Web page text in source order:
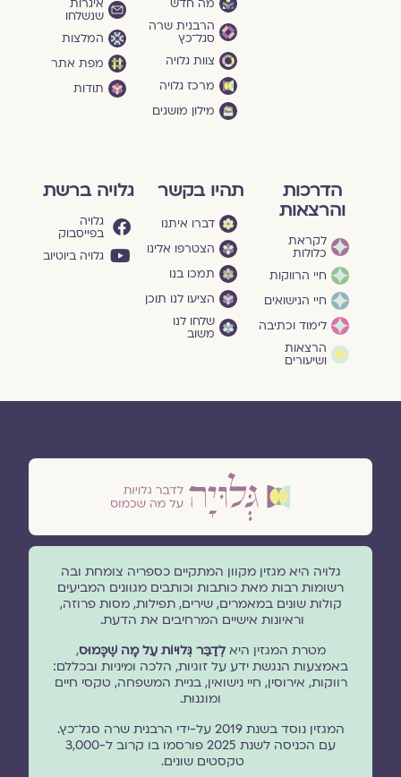
הרבנית שרה
סגל־כץ
צוות גלויה
מרכז גלויה
מילון מושגים
שנשלחו
המלצות
מפת אתר
תודות
הדרכות
והרצאות
לקראת
כלולות
חיי הרווקות
חיי הנישואים
לימוד וכתיבה
הרצאות
ושיעורים
תהיו בקשר
דברו איתנו
הצטרפו אלינו
תמכו בנו
הציעו לנו תוכן
שלחו לנו
משוב
גלויה ברשת
גלויה
בפייסבוק
גלויה ביוטיוב
גלויה היא מגזין מקוון המתקיים כספריה צומחת ובה
רשומות רבות מאת כותבות וכותבים מגוונים המביעים
קולות שונים במאמרים, שירים, תפילות, מסות פרוזה,
וראיונות אישיים המרחיבים את הדעת.
מטרת המגזין היאלְדַבֵּר גְּלוּיוֹת עַל מָה שֶׁכָּמוּס,
באמצעות הנגשת ידע על זוגיות, הלכה ומיניות ובכללם:
רווקות, אירוסין, חיי נישואין, בניית המשפחה, טקסי חיים
ומוגנוּת.
המגזין נוסד בשנת 2019 על-ידי הרבנית שרה סגל־כץ.
עם הכניסה לשנת 2025 פורסמו בו קרוב ל-3,000
טקסטים שונים.